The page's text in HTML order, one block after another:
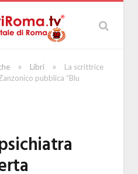
» Libri »
La scrittrice
pubblica “Blu